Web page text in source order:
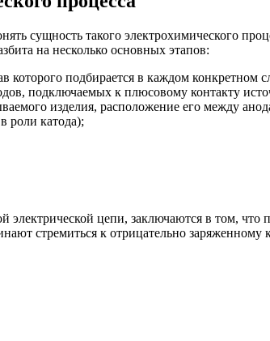
сущность такого электрохимического
на несколько основных этапов:
которого подбирается в каждом конкретном
подключаемых к плюсовому контакту
изделия, расположение его между
роли катода);
электрической цепи, заключаются в том,
стремиться к отрицательно